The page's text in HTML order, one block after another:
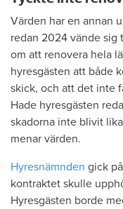
Värden har en annan
redan 2024 vände
om att renovera hela
hyresgästen att både
skick, och att det inte
Hade hyresgästen
skadorna inte blivit
menar värden.
Hyresnämnden gick
kontraktet skulle
Hyresgästen borde